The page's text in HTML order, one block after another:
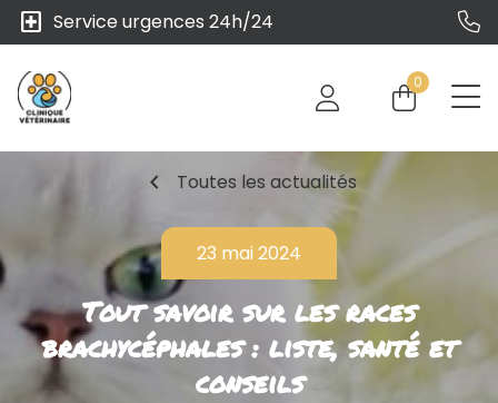
local_hospital Service urgences 24h/24
0
chevron_left Toutes les actualités
23 mai 2024
Tout savoir sur les races
brachycéphales : liste, santé et
conseils